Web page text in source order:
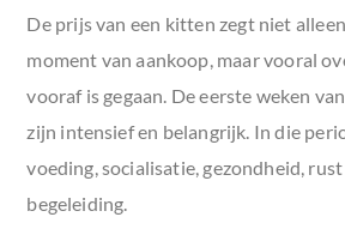
De prijs van een kitten zegt niet
moment van aankoop, maar vooral
vooraf is gegaan. De eerste weken
zijn intensief en belangrijk. In die
voeding, socialisatie, gezondheid,
begeleiding.